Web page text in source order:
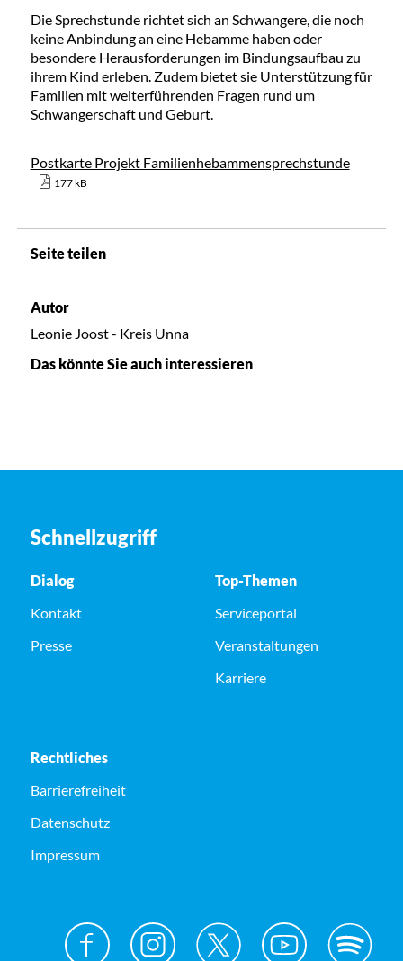
Die Sprechstunde richtet sich an Schwangere, die noch
keine Anbindung an eine Hebamme haben oder
besondere Herausforderungen im Bindungsaufbau zu
ihrem Kind erleben. Zudem bietet sie Unterstützung für
Familien mit weiterführenden Fragen rund um
Schwangerschaft und Geburt.
Postkarte Projekt Familienhebammensprechstunde
177 kB
Seite teilen
Autor
Leonie Joost - Kreis Unna
Das könnte Sie auch interessieren
Schnellzugriff
Dialog
Kontakt
Presse
Top-Themen
Serviceportal
Veranstaltungen
Karriere
Rechtliches
Barrierefreiheit
Datenschutz
Impressum